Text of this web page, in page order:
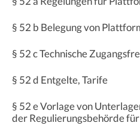
§ 52 b Belegung von
§ 52 c Technische
§ 52 d Entgelte, Tarife
§ 52 e Vorlage von
der Regulierungsbehörde